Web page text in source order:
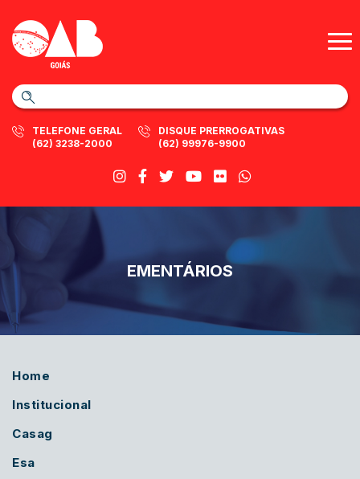
TELEFONE GERAL
(62) 3238-2000
DISQUE PRERROGATIVAS
(62) 99976-9900
EMENTÁRIOS
Home
Institucional
Casag
Esa